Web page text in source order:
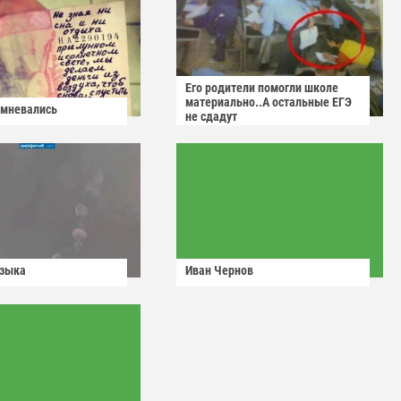
Его родители помогли школе
материально..А остальные ЕГЭ
не сдадут
Иван Чернов